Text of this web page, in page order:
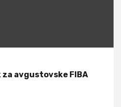
avgustovske FIBA